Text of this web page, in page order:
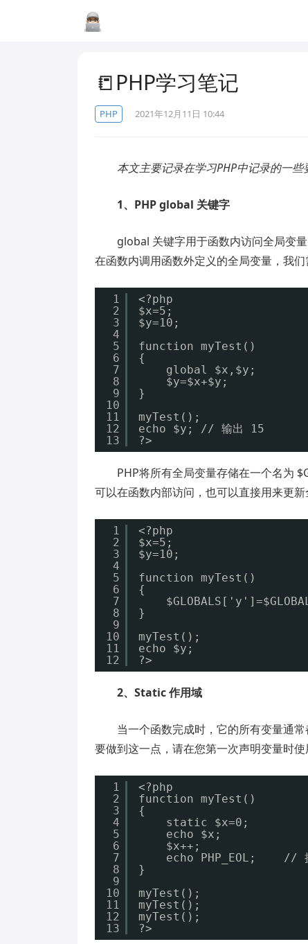
📒PHP学习笔记
PHP 2021年12月11日 10:44
本文主要记录在学习PHP中记录的一些
1、PHP global 关键字
global 关键字用于函数内访问全局变量
在函数内调用函数外定义的全局变量，我
1
2
3
4
5
6
7
8
9
10
11
12
13
<?php
$x=5;
$y=10;
function myTest()
{
global $x,$y;
$y=$x+$y;
}
myTest();
echo $y; // 输出 15
?>
PHP将所有全局变量存储在一个名为
可以在函数内部访问，也可以直接用来更新
1
2
3
4
5
6
7
8
9
10
11
12
<?php
$x=5;
$y=10;
function myTest()
{
}
myTest();
echo $y;
?>
2、Static 作用域
当一个函数完成时，它的所有变量通
要做到这一点，请在您第一次声明变量时使
1
2
3
4
5
6
7
8
9
10
11
12
13
<?php
function myTest()
{
static $x=0;
echo $x;
$x++;
echo PHP_EOL;    //
}
myTest();
myTest();
myTest();
?>